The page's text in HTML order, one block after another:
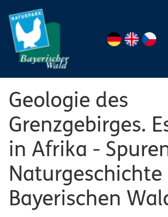
Geologie des
Grenzgebirges.
in Afrika -
Naturgeschichte
Bayerischen